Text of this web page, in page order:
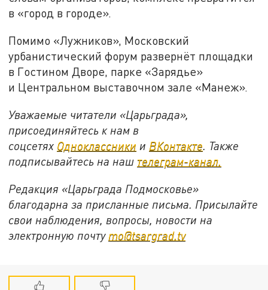
в «город в городе».
Помимо «Лужников», Московский
урбанистический форум развернёт площадки
в Гостином Дворе, парке «Зарядье»
и Центральном выставочном зале «Манеж».
Уважаемые читатели «Царьграда»,
присоединяйтесь к нам в
соцсетях Одноклассники и ВКонтакте. Также
подписывайтесь на наш телеграм-канал.
Редакция «Царьграда Подмосковье»
благодарна за присланные письма. Присылайте
свои наблюдения, вопросы, новости на
электронную почту mo@tsargrad.tv